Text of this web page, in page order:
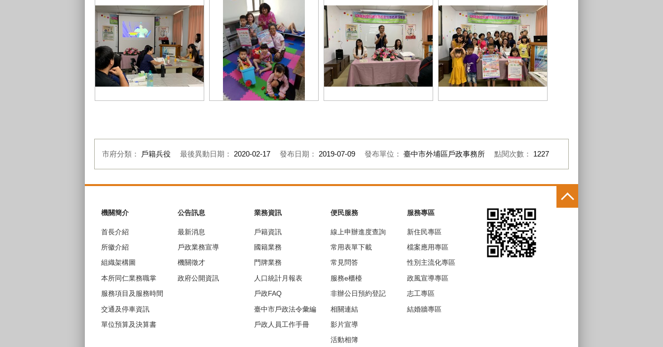
領取上課時數證明 人口政策宣導 品嘗家鄉味飲品 上課囉
市府分類： 戶籍兵役 最後異動日期： 2020-02-17 發布日期： 2019-07-09 發布單位： 臺中市外埔區戶政事務所 點閱次數： 1227
機關簡介
首長介紹
所徽介紹
組織架構圖
本所同仁業務職掌
服務項目及服務時間
交通及停車資訊
單位預算及決算書
公告訊息
最新消息
戶政業務宣導
機關徵才
政府公開資訊
業務資訊
戶籍資訊
國籍業務
門牌業務
人口統計月報表
戶政FAQ
臺中市戶政法令彙編
戶政人員工作手冊
便民服務
線上申辦進度查詢
常用表單下載
常見問答
服務e櫃檯
非辦公日預約登記
相關連結
影片宣導
活動相簿
服務專區
新住民專區
檔案應用專區
性別主流化專區
政風宣導專區
志工專區
結婚牆專區